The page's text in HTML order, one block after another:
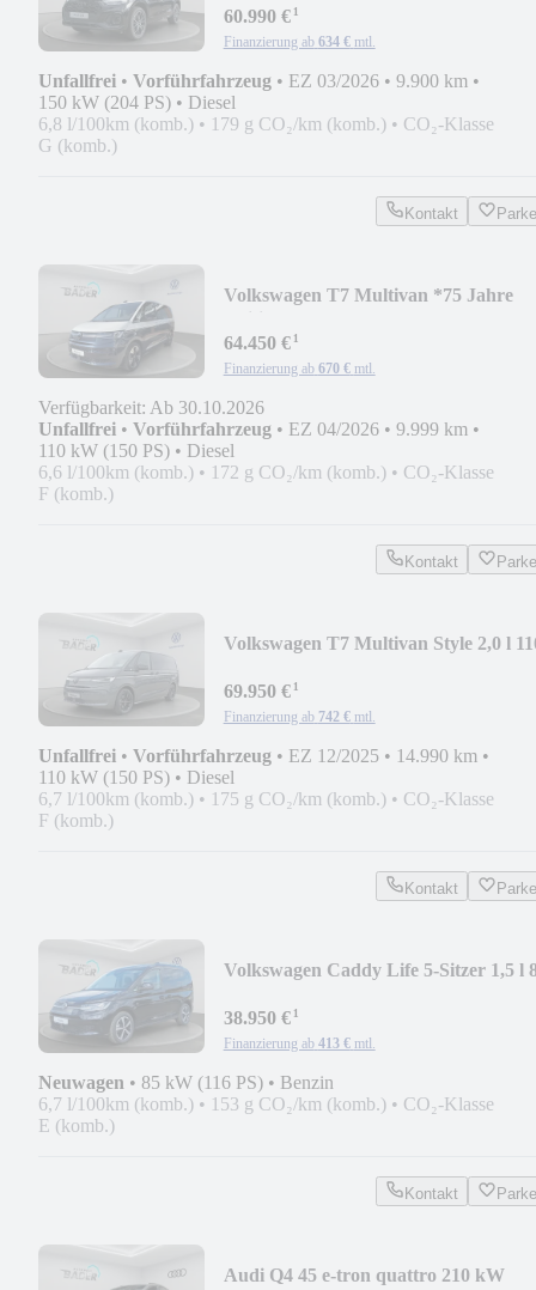
60.990 €¹
Finanzierung ab 634 € mtl.
Unfallfrei • Vorführfahrzeug • EZ 03/2026 • 9.900 km •
150 kW (204 PS) • Diesel
6,8 l/100km (komb.) • 179 g CO₂/km (komb.) • CO₂-Klasse
G (komb.)
Kontakt
Volkswagen T7 Multivan *75 Jahre
64.450 €¹
Finanzierung ab 670 € mtl.
Verfügbarkeit: Ab 30.10.2026
Unfallfrei • Vorführfahrzeug • EZ 04/2026 • 9.999 km •
110 kW (150 PS) • Diesel
6,6 l/100km (komb.) • 172 g CO₂/km (komb.) • CO₂-Klasse
F (komb.)
Kontakt
Volkswagen T7 Multivan Style 2,0 l
69.950 €¹
Finanzierung ab 742 € mtl.
Unfallfrei • Vorführfahrzeug • EZ 12/2025 • 14.990 km •
110 kW (150 PS) • Diesel
6,7 l/100km (komb.) • 175 g CO₂/km (komb.) • CO₂-Klasse
F (komb.)
Kontakt
Volkswagen Caddy Life 5-Sitzer 1,5 l
38.950 €¹
Finanzierung ab 413 € mtl.
Neuwagen • 85 kW (116 PS) • Benzin
6,7 l/100km (komb.) • 153 g CO₂/km (komb.) • CO₂-Klasse
E (komb.)
Kontakt
Audi Q4 45 e-tron quattro 210 kW